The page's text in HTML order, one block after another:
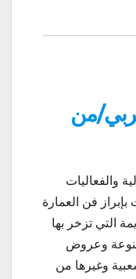
من
والفعاليات
بإبراز فن العمارة
التي تزخر بها
وعروض
وغيرها من